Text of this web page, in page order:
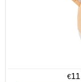
€11